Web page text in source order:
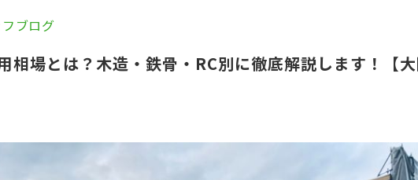
ブログ
相場とは？木造・鉄骨・RC別に徹底解説します！【